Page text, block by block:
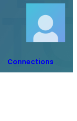
Connections